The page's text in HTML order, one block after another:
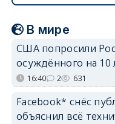
В мире
США попросили
осуждённого на 10
16:40 2 631
Facebook* снёс
объяснил всё